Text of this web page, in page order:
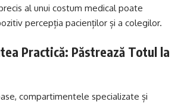
al unui costum medical poate
percepția pacienților și a colegilor.
Practică: Păstrează Totul la
compartimentele specializate și